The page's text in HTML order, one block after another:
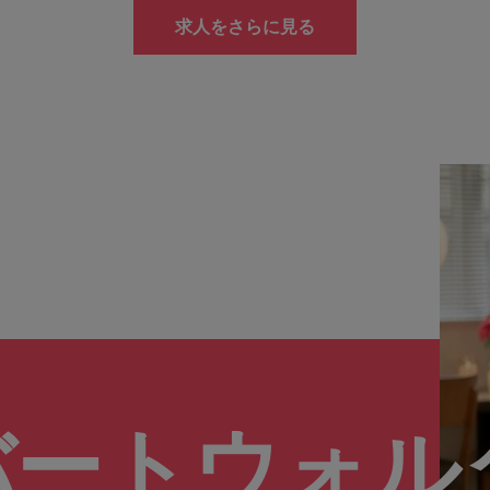
求人をさらに見る
トウォル